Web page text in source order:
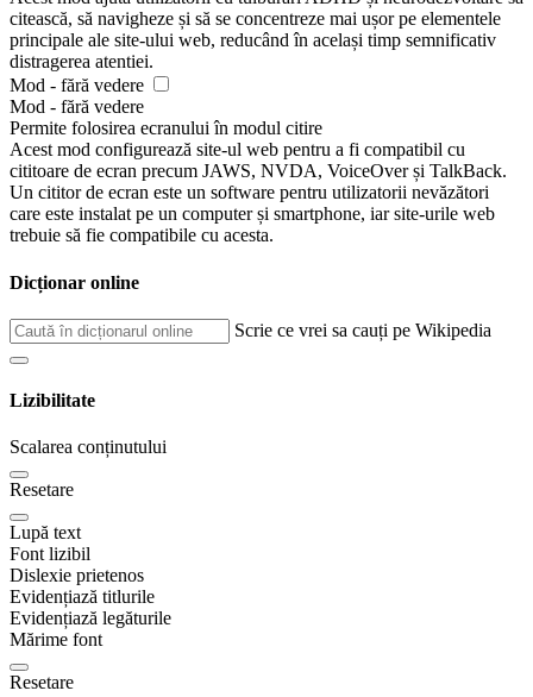
citească, să navigheze și să se concentreze mai ușor pe elementele
principale ale site-ului web, reducând în același timp semnificativ
distragerea atentiei.
Mod - fără vedere
Mod - fără vedere
Permite folosirea ecranului în modul citire
Acest mod configurează site-ul web pentru a fi compatibil cu
cititoare de ecran precum JAWS, NVDA, VoiceOver și TalkBack.
Un cititor de ecran este un software pentru utilizatorii nevăzători
care este instalat pe un computer și smartphone, iar site-urile web
trebuie să fie compatibile cu acesta.
Dicționar online
Scrie ce vrei sa cauți pe Wikipedia
Lizibilitate
Scalarea conținutului
Resetare
Lupă text
Font lizibil
Dislexie prietenos
Evidențiază titlurile
Evidențiază legăturile
Mărime font
Resetare